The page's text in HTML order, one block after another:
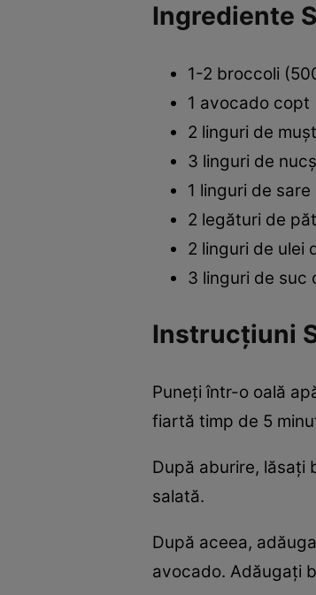
Ingrediente
1-2 broccoli
1 avocado copt
2 linguri de
3 linguri de
1 linguri de sare
2 legături de
2 linguri de ulei
3 linguri de suc
Instrucţiuni
Puneţi într-o oală
fiartă timp de 5
După aburire, lăsaţi
salată.
După aceea,
avocado. Adăugaţi